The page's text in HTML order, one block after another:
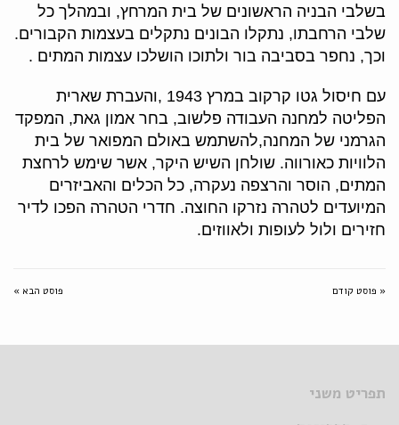
בשלבי הבניה הראשונים של בית המרחץ, ובמהלך כל
שלבי הרחבתו, נתקלו הבונים נתקלים בעצמות הקבורים.
וכך, נחפר בסביבה בור ולתוכו הושלכו עצמות המתים .
עם חיסול גטו קרקוב במרץ 1943 ,והעברת שארית
הפליטה למחנה העבודה פלשוב, בחר אמון גאת, המפקד
הגרמני של המחנה,להשתמש באולם המפואר של בית
הלוויות כאורווה. שולחן השיש היקר, אשר שימש לרחצת
המתים, הוסר והרצפה נעקרה, כל הכלים והאביזרים
המיועדים לטהרה נזרקו החוצה. חדרי הטהרה הפכו לדיר
חזירים ולול לעופות ולאווזים.
« פוסט קודם פוסט הבא »
תפריט משני